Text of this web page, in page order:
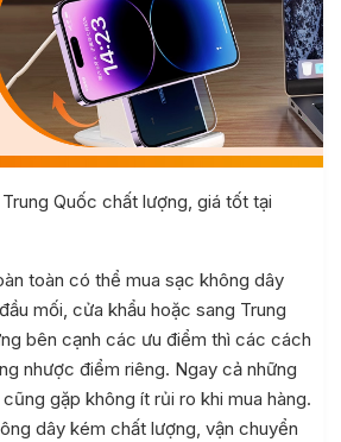
Quốc chất lượng, giá tốt tại
toàn có thể mua sạc không dây
mối, cửa khẩu hoặc sang Trung
bên cạnh các ưu điểm thì các cách
nhược điểm riêng. Ngay cả những
gặp không ít rủi ro khi mua hàng.
dây kém chất lượng, vận chuyển